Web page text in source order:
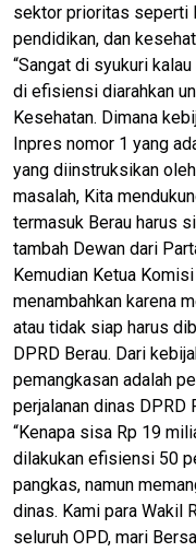
sektor prioritas seperti
pendidikan, dan
“Sangat di syukuri
di efisiensi diarahkan
Kesehatan. Dimana
Inpres nomor 1 yang
yang diinstruksikan
masalah, Kita
termasuk Berau harus
tambah Dewan dari
Kemudian Ketua
menambahkan karena
atau tidak siap harus
DPRD Berau. Dari
pemangkasan adalah
perjalanan dinas DPRD
“Kenapa sisa Rp 19
dilakukan efisiensi 50
pangkas, namun
dinas. Kami para Wakil
seluruh OPD, mari